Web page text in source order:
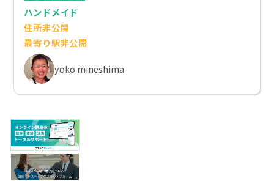
ハンドメイド
住所非公開
最寄り駅非公開
yoko mineshima